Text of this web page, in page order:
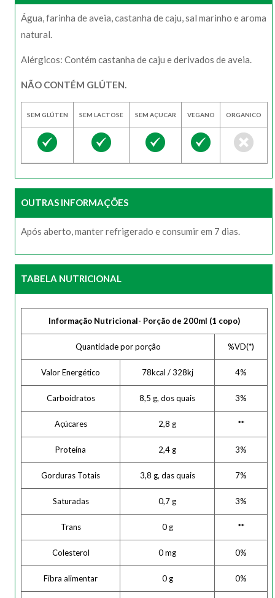
Água, farinha de aveia, castanha de caju, sal marinho e aroma
natural.
Alérgicos: Contém castanha de caju e derivados de aveia.
NÃO CONTÉM GLÚTEN.
SEM GLÚTEN SEM LACTOSE SEM AÇUCAR VEGANO ORGANICO
OUTRAS INFORMAÇÕES
Após aberto, manter refrigerado e consumir em 7 dias.
TABELA NUTRICIONAL
Informação Nutricional- Porção de 200ml (1 copo)
Quantidade por porção %VD(*)
Valor Energético 78kcal / 328kj 4%
Carboidratos 8,5 g, dos quais 3%
Açúcares 2,8 g **
Proteína 2,4 g 3%
Gorduras Totais 3,8 g, das quais 7%
Saturadas 0,7 g 3%
Trans 0 g **
Colesterol 0 mg 0%
Fibra alimentar 0 g 0%